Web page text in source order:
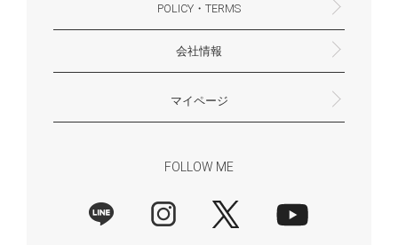
よくあるご質問・お問合せ
お支払いについて
配送・送料について
ギフトサービスについて
一緒に働く？(HAYNI採用情報サイトへ)
for Foreigners (overseas delivery)
POLICY・TERMS
返品・交換について
プライバシーポリシー
特定商取引法に基づく表示
外部送信ポリシー
会社情報
大阪府大阪市淀川区十八条3-9-35
電話番号：06-6868-9671
※お電話でのお問合せ受付は行っておりません
メール：support@hayni.jp
お問い合わせはこちらからお願いいたします
営業時間：10：00～15：00（金曜日は14：00ま
定休日： 土・日・祝祭日
※土日祝祭日はお休みをいただきます。
メールの返信は翌営業日となりますので、ご了承
マイページ
FOLLOW ME